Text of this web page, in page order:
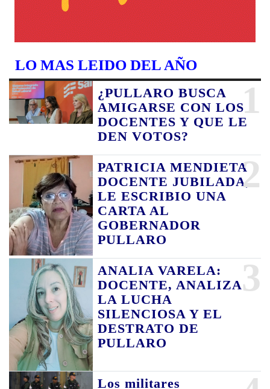
LO MAS LEIDO DEL AÑO
1
¿PULLARO BUSCA
AMIGARSE CON LOS
DOCENTES Y QUE LE
DEN VOTOS?
2
PATRICIA MENDIETA
DOCENTE JUBILADA,
LE ESCRIBIO UNA
CARTA AL
GOBERNADOR
PULLARO
3
ANALIA VARELA:
DOCENTE, ANALIZA
LA LUCHA
SILENCIOSA Y EL
DESTRATO DE
PULLARO
Los militares